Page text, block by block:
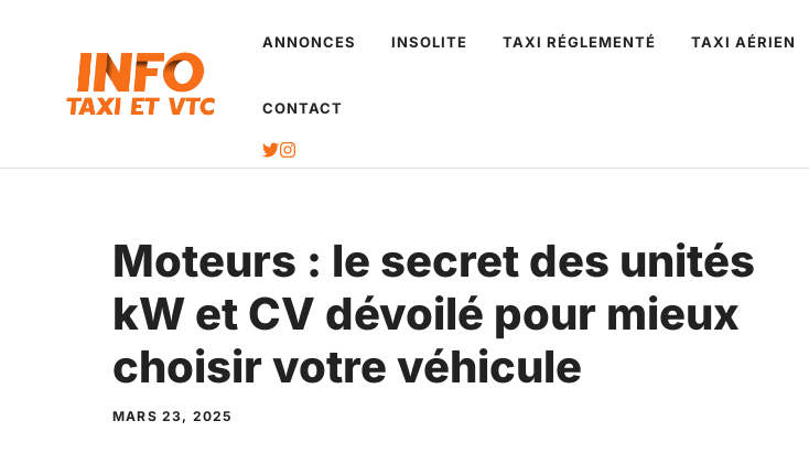
contenu
ANNONCES INSOLITE TAXI RÉGLEMENTÉ TAXI AÉRIEN
CONTACT
Moteurs : le secret des unités
kW et CV dévoilé pour mieux
choisir votre véhicule
MARS 23, 2025